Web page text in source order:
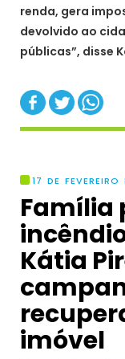
renda, gera
devolvido ao
públicas”, disse
17 DE FEVEREIRO
Família
Kátia
imóvel